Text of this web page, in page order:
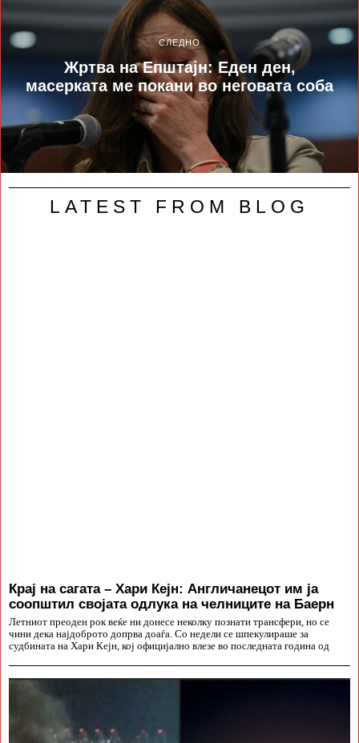
СЛЕДНО
Жртва на Епштајн: Еден ден,
масерката ме покани во неговата соба
LATEST FROM BLOG
Крај на сагата – Хари Кејн: Англичанецот им ја
соопштил својата одлука на челниците на Баерн
Летниот преоден рок веќе ни донесе неколку познати трансфери, но се
чини дека најдоброто допрва доаѓа. Со недели се шпекулираше за
судбината на Хари Кејн, кој официјално влезе во последната година од